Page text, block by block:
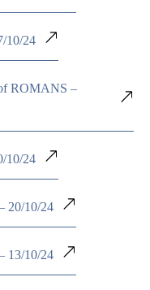
10/24
ROMANS –
10/24
20/10/24
13/10/24